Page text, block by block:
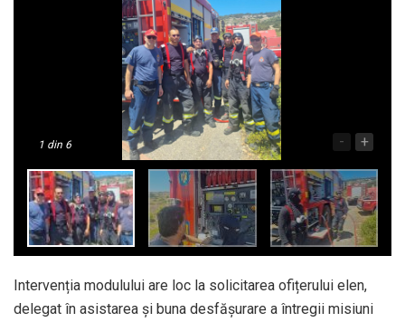
1 din 6 - +
Intervenția modulului are loc la solicitarea ofițerului elen,
delegat în asistarea și buna desfășurare a întregii misiuni